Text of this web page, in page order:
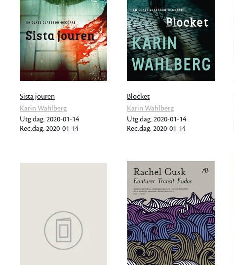
Sista jouren
Karin Wahlberg
Utg.dag. 2020-01-14
Rec.dag. 2020-01-14
Blocket
Karin Wahlberg
Utg.dag. 2020-01-14
Rec.dag. 2020-01-14